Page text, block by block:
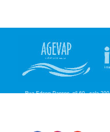
Rua Edson Passos, nº 60 - sala 200